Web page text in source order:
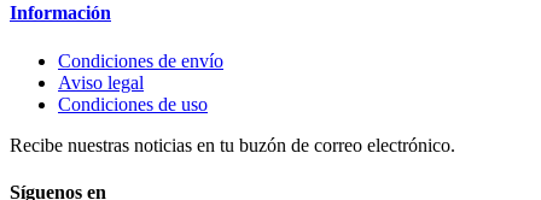
Información
Condiciones de envío
Aviso legal
Condiciones de uso
Recibe nuestras noticias en tu buzón de correo electrónico.
Síguenos en